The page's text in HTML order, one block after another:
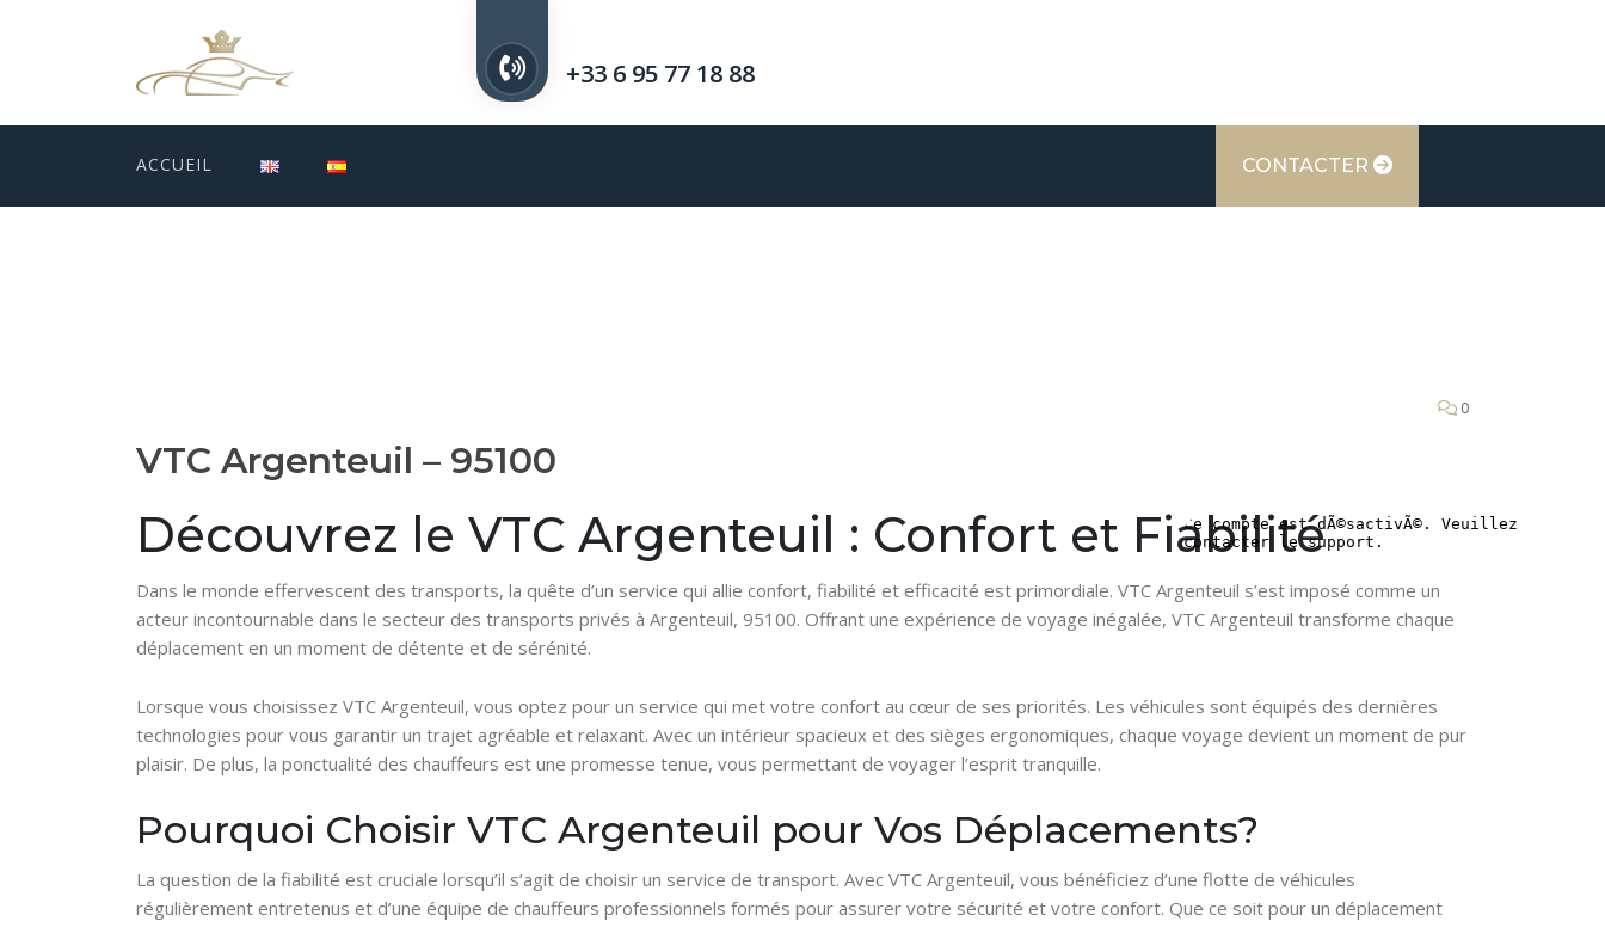
+33 6 95 77 18 88
ACCUEIL CONTACTER
0
VTC Argenteuil – 95100
Découvrez le VTC Argenteuil : Confort et Fiabilité
Dans le monde effervescent des transports, la quête d’un service qui allie confort, fiabilité et efficacité est primordiale. VTC Argenteuil s’est imposé comme un
acteur incontournable dans le secteur des transports privés à Argenteuil, 95100. Offrant une expérience de voyage inégalée, VTC Argenteuil transforme chaque
déplacement en un moment de détente et de sérénité.
Lorsque vous choisissez VTC Argenteuil, vous optez pour un service qui met votre confort au cœur de ses priorités. Les véhicules sont équipés des dernières
technologies pour vous garantir un trajet agréable et relaxant. Avec un intérieur spacieux et des sièges ergonomiques, chaque voyage devient un moment de pur
plaisir. De plus, la ponctualité des chauffeurs est une promesse tenue, vous permettant de voyager l’esprit tranquille.
Pourquoi Choisir VTC Argenteuil pour Vos Déplacements?
La question de la fiabilité est cruciale lorsqu’il s’agit de choisir un service de transport. Avec VTC Argenteuil, vous bénéficiez d’une flotte de véhicules
régulièrement entretenus et d’une équipe de chauffeurs professionnels formés pour assurer votre sécurité et votre confort. Que ce soit pour un déplacement